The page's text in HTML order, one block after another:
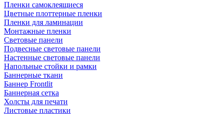
Пленки самоклеящиеся
Цветные плоттерные пленки
Пленки для ламинации
Монтажные пленки
Световые панели
Подвесные световые панели
Настенные световые панели
Напольные стойки и рамки
Баннерные ткани
Баннер Frontlit
Баннерная сетка
Холсты для печати
Листовые пластики